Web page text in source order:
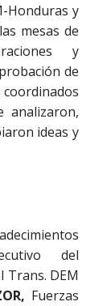
Honduras y
mesas de
y
de
analizaron,
ideas y
del
Trans. DEM
Fuerzas